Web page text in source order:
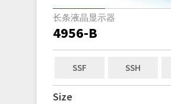
长条液晶显示器
4956-B
SSF SSH
Size